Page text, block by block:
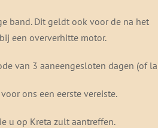
band. Dit geldt ook voor de na het
een oververhitte motor.
van 3 aaneengesloten dagen (of
ons een eerste vereiste.
u op Kreta zult aantreffen.